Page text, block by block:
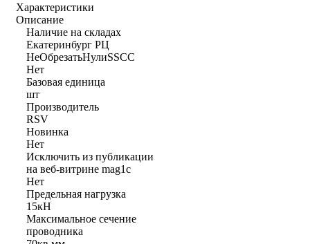
Характеристики
Описание
Наличие на складах
Екатеринбург РЦ
НеОбрезатьНулиSSCC
Нет
Базовая единица
шт
Производитель
RSV
Новинка
Нет
Исключить из публикации
на веб-витрине mag1c
Нет
Предельная нагрузка
15кН
Максимальное сечение
проводника